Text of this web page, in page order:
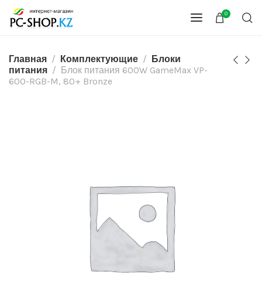
0
Главная Комплектующие
Блоки
питания
Блок питания 600W GameMax VP-
600-RGB-M, 80+ Bronze